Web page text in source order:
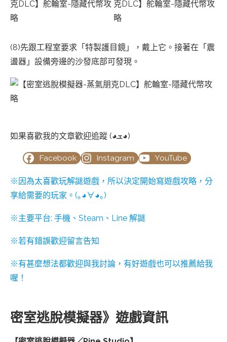
(8)先跟工程室要求「特製護目鏡」，戴上它。接著在「震
盪器」設備旁邊的沙發底部可發現。
如果喜歡我的文章歡迎追蹤 (◕ܫ◕)
Facebook Instagram YouTube
※因為太喜歡玩解謎遊戲，所以決定開始寫遊戲攻略，分
享給需要的玩家。(｡◕∀◕｡)
※主要平台: 手機、Steam、Line 解謎
※若有錯誤歡迎留言告知
※有甚麼想法都歡迎與我討論，有好遊戲也可以推薦給我
喔！
密室逃脫模擬器》遊戲資訊